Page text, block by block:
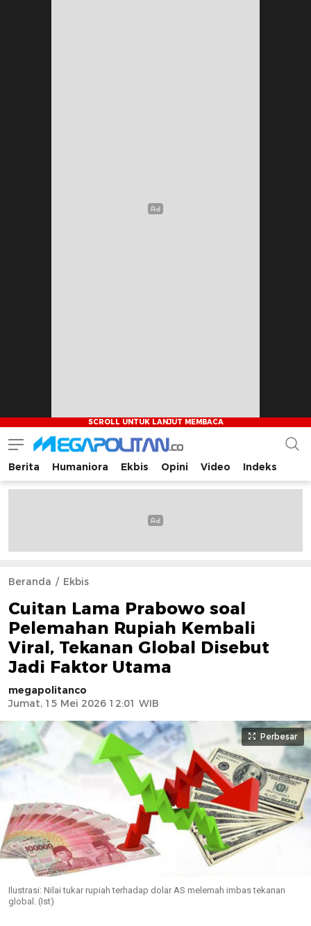
Megapolitan.co
Menyajikan berita-berita fakta bagi pembaca
Berita Humaniora Ekbis Opini Video Indeks
Beranda Ekbis
Cuitan Lama Prabowo soal
Pelemahan Rupiah Kembali
Viral, Tekanan Global Disebut
Jadi Faktor Utama
megapolitanco
Jumat, 15 Mei 2026 12:01 WIB
Perbesar
Ilustrasi: Nilai tukar rupiah terhadap dolar AS melemah imbas tekanan
global. (Ist)